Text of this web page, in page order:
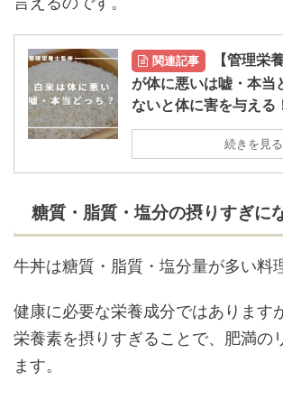
関連記事
【管理栄
が体に悪いは嘘・本当
ないと体に害を与える
続きを見る
糖質・脂質・塩分の摂りすぎに
牛丼は糖質・脂質・塩分量が多い料
健康に必要な栄養成分ではあります
栄養素を摂りすぎることで、肥満の
ます。